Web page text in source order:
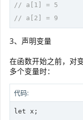
// a[1] = 5
// a[2] = 9
3、声明变量
在函数开始之前，对
多个变量时：
代码:
let